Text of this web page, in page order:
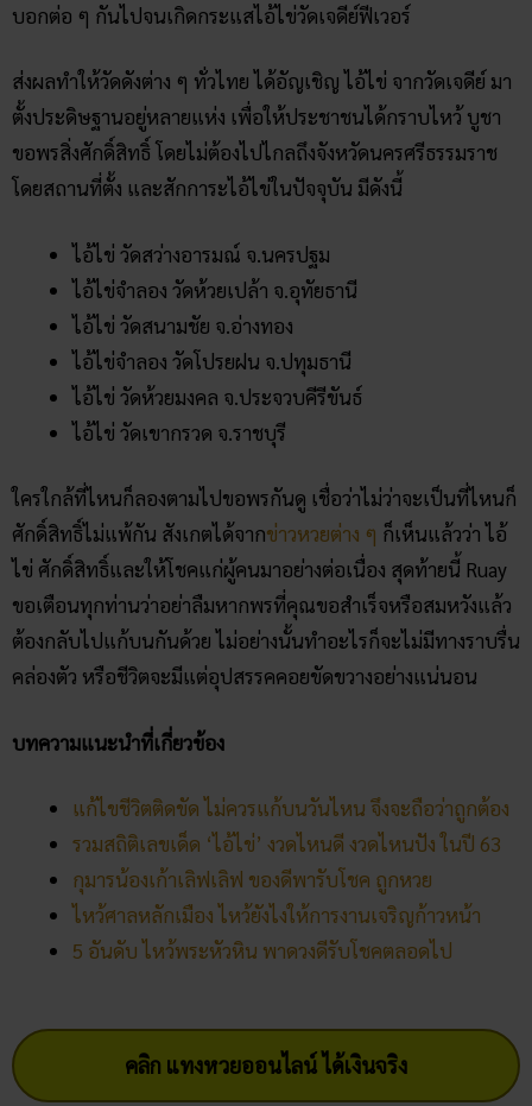
บอกต่อ ๆ กันไปจนเกิดกระแสไอ้ไข่วัดเจดีย์ฟีเวอร์
ส่งผลทำให้วัดดังต่าง ๆ ทั่วไทย ได้อัญเชิญ ไอ้ไข่ จากวัดเจดีย์ มา
ตั้งประดิษฐานอยู่หลายแห่ง เพื่อให้ประชาชนได้กราบไหว้ บูชา
ขอพรสิ่งศักดิ์สิทธิ์ โดยไม่ต้องไปไกลถึงจังหวัดนครศรีธรรมราช
โดยสถานที่ตั้ง และสักการะไอ้ไข่ในปัจจุบัน มีดังนี้
ไอ้ไข่ วัดสว่างอารมณ์ จ.นครปฐม
ไอ้ไข่จำลอง วัดห้วยเปล้า จ.อุทัยธานี
ไอ้ไข่ วัดสนามชัย จ.อ่างทอง
ไอ้ไข่จำลอง วัดโปรยฝน จ.ปทุมธานี
ไอ้ไข่ วัดห้วยมงคล จ.ประจวบคีรีขันธ์
ไอ้ไข่ วัดเขากรวด จ.ราชบุรี
ใครใกล้ที่ไหนก็ลองตามไปขอพรกันดู เชื่อว่าไม่ว่าจะเป็นที่ไหนก็
ศักดิ์สิทธิ์ไม่แพ้กัน สังเกตได้จากข่าวหวยต่าง ๆ ก็เห็นแล้วว่า ไอ้
ไข่ ศักดิ์สิทธิ์และให้โชคแก่ผู้คนมาอย่างต่อเนื่อง สุดท้ายนี้ Ruay
ขอเตือนทุกท่านว่าอย่าลืมหากพรที่คุณขอสำเร็จหรือสมหวังแล้ว
ต้องกลับไปแก้บนกันด้วย ไม่อย่างนั้นทำอะไรก็จะไม่มีทางราบรื่น
คล่องตัว หรือชีวิตจะมีแต่อุปสรรคคอยขัดขวางอย่างแน่นอน
บทความแนะนำที่เกี่ยวข้อง
แก้ไขชีวิตติดขัด ไม่ควรแก้บนวันไหน จึงจะถือว่าถูกต้อง
รวมสถิติเลขเด็ด ‘ไอ้ไข่’ งวดไหนดี งวดไหนปัง ในปี 63
กุมารน้องเก้าเลิฟเลิฟ ของดีพารับโชค ถูกหวย
ไหว้ศาลหลักเมือง ไหว้ยังไงให้การงานเจริญก้าวหน้า
5 อันดับ ไหว้พระหัวหิน พาดวงดีรับโชคตลอดไป
คลิก แทงหวยออนไลน์ ได้เงินจริง